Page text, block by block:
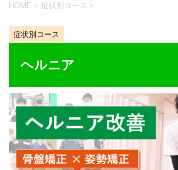
HOME > 症状別コース >
症状別コース
ヘルニア